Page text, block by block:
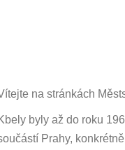
na stránkách
byly až do roku
Prahy,